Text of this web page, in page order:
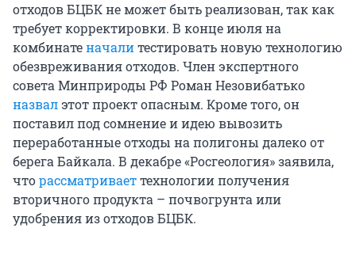
отходов БЦБК не может быть реализован, так как
требует корректировки. В конце июля на
комбинатеначалитестировать новую технологию
обезвреживания отходов. Член экспертного
совета Минприроды РФ Роман Незовибатько
назвалэтот проект опасным. Кроме того, он
поставил под сомнение и идею вывозить
переработанные отходы на полигоны далеко от
берега Байкала. В декабре «Росгеология» заявила,
чторассматриваеттехнологии получения
вторичного продукта – почвогрунта или
удобрения из отходов БЦБК.